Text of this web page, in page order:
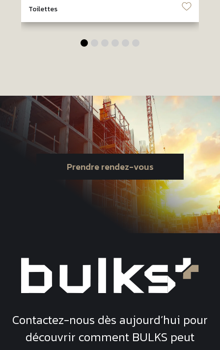
Toilettes ♡
Prendre rendez-vous
Contactez-nous dès aujourd’hui pour
découvrir comment BULKS peut